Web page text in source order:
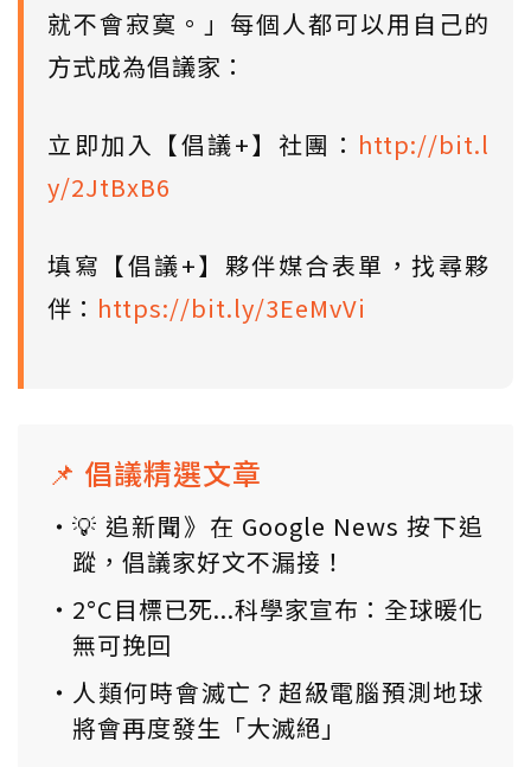
就不會寂寞。」每個人都可以用自己的
方式成為倡議家：
立即加入【倡議+】社團： http://bit.l
y/2JtBxB6
填寫【倡議+】夥伴媒合表單，找尋夥
伴： https://bit.ly/3EeMvVi
📌 倡議精選文章
💡 追新聞》在 Google News 按下追
蹤，倡議家好文不漏接！
2°C目標已死...科學家宣布：全球暖化
無可挽回
人類何時會滅亡？超級電腦預測地球
將會再度發生「大滅絕」